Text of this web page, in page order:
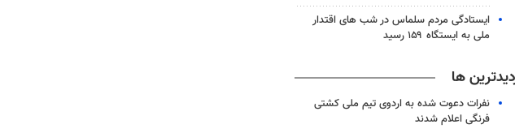
ایستادگی مردم سلماس در شب های اقتدار
ملی به ایستگاه ۱۵۹ رسید
ها
نفرات دعوت شده به اردوی تیم ملی کشتی
فرنگی اعلام شدند